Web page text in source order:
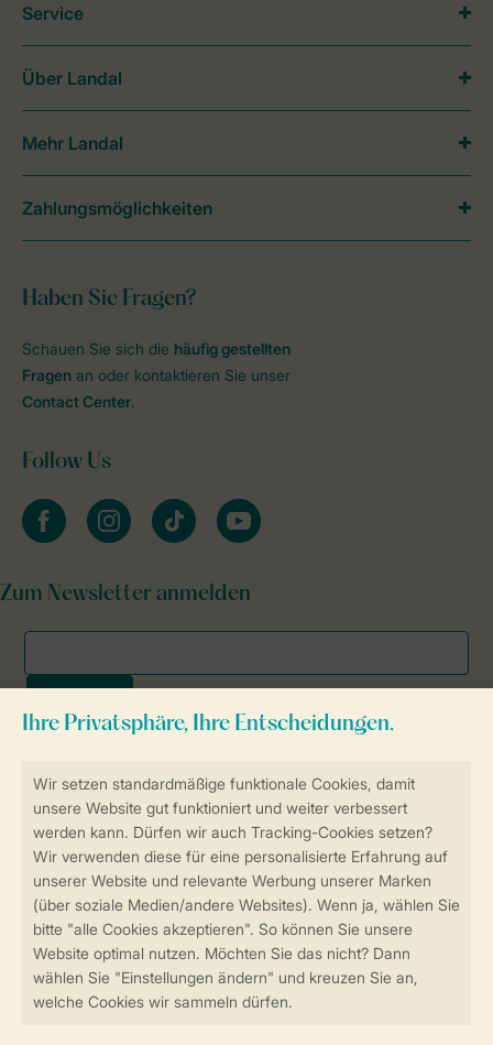
Sicherstellung Deiner Privatsphäre
Sicher und schnell zur Online-Buchung
SSL-Verschlüsselung
Sichere Datenübertragung
Sicheres Bezahlen
Haben Sie Fragen?
Schauen Sie sich die häufig gestellten
Fragen an oder kontaktieren Sie unser
Contact Center.
Follow Us
facebookinstagramtiktok youtube
Zum Newsletter anmelden
Service
Über Landal
Mehr Landal
Zahlungsmöglichkeiten